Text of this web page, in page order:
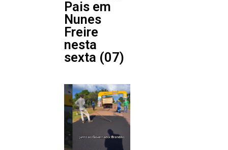
Pais em
Nunes
Freire
nesta
sexta (07)